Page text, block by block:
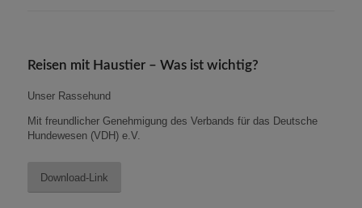
Reisen mit Haustier – Was ist wichtig?
Unser Rassehund
Mit freundlicher Genehmigung des Verbands für das Deutsche
Hundewesen (VDH) e.V.
Download-Link